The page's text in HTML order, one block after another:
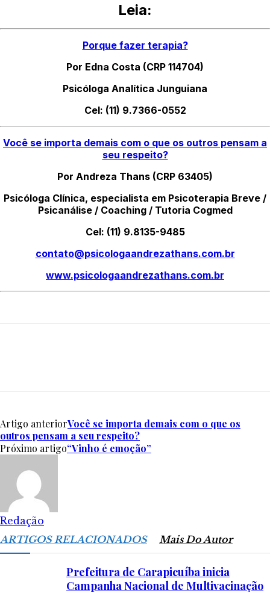
Leia:
Porque fazer terapia?
Por Edna Costa (CRP 114704)
Psicóloga Analítica Junguiana
Cel: (11) 9.7366-0552
Você se importa demais com o que os outros pensam a
seu respeito?
Por Andreza Thans (CRP 63405)
Psicóloga Clínica, especialista em Psicoterapia Breve /
Psicanálise / Coaching / Tutoria Cogmed
Cel: (11) 9.8135-9485
contato@psicologaandrezathans.com.br
www.psicologaandrezathans.com.br
Artigo anteriorVocê se importa demais com o que os
outros pensam a seu respeito?
Próximo artigo“Vinho é emoção”
Redação
ARTIGOS RELACIONADOS
Mais Do Autor
Prefeitura de Carapicuíba inicia
Campanha Nacional de Multivacinação